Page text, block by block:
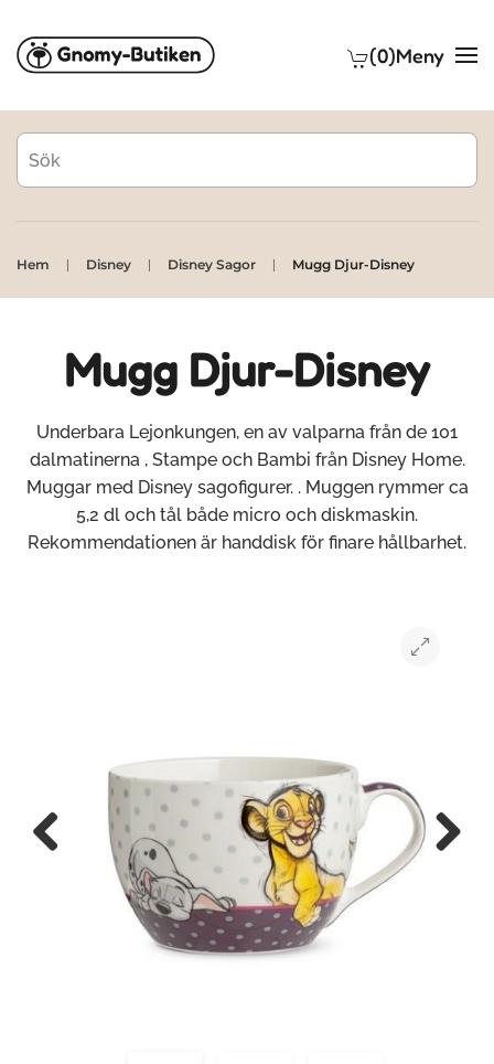
Skip to main content (0)Meny
Hem Disney Disney Sagor Mugg Djur-Disney
Mugg Djur-Disney
Underbara Lejonkungen, en av valparna från de 101
dalmatinerna , Stampe och Bambi från Disney Home.
Muggar med Disney sagofigurer. . Muggen rymmer ca
5,2 dl och tål både micro och diskmaskin.
Rekommendationen är handdisk för finare hållbarhet.